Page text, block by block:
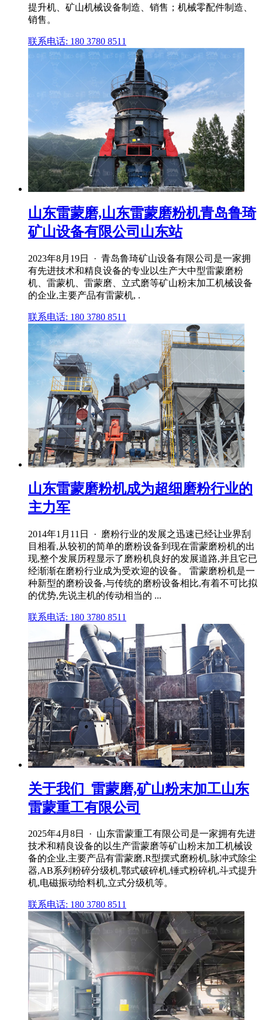
提升机、矿山机械设备制造、销售；机械零配件制造、
销售。
联系电话: 180 3780 8511
山东雷蒙磨,山东雷蒙磨粉机青岛鲁琦
矿山设备有限公司山东站
2023年8月19日 · 青岛鲁琦矿山设备有限公司是一家拥
有先进技术和精良设备的专业以生产大中型雷蒙磨粉
机、雷蒙机、雷蒙磨、立式磨等矿山粉末加工机械设备
的企业,主要产品有雷蒙机, .
联系电话: 180 3780 8511
山东雷蒙磨粉机成为超细磨粉行业的
主力军
2014年1月11日 · 磨粉行业的发展之迅速已经让业界刮
目相看,从较初的简单的磨粉设备到现在雷蒙磨粉机的出
现,整个发展历程显示了磨粉机良好的发展道路,并且它已
经渐渐在磨粉行业成为受欢迎的设备。 雷蒙磨粉机是一
种新型的磨粉设备,与传统的磨粉设备相比,有着不可比拟
的优势,先说主机的传动相当的 ...
联系电话: 180 3780 8511
关于我们_雷蒙磨,矿山粉末加工山东
雷蒙重工有限公司
2025年4月8日 · 山东雷蒙重工有限公司是一家拥有先进
技术和精良设备的以生产雷蒙磨等矿山粉末加工机械设
备的企业,主要产品有雷蒙磨,R型摆式磨粉机,脉冲式除尘
器,AB系列粉碎分级机,鄂式破碎机,锤式粉碎机,斗式提升
机,电磁振动给料机,立式分级机等。
联系电话: 180 3780 8511